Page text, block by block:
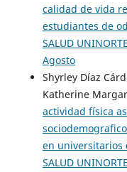
calidad de vida
estudiantes de
SALUD
Agosto
Shyrley Díaz
Katherine
actividad física
en universitarios
SALUD